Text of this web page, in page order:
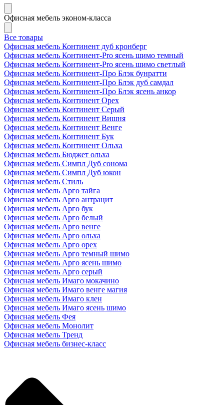
Офисная мебель эконом-класса
Все товары
Офисная мебель Континент дуб кронберг
Офисная мебель Континент-Pro ясень шимо темный
Офисная мебель Континент-Pro ясень шимо светлый
Офисная мебель Континент-Про Блэк бунратти
Офисная мебель Континент-Про Блэк дуб самдал
Офисная мебель Континент-Про Блэк ясень анкор
Офисная мебель Континент Орех
Офисная мебель Континент Серый
Офисная мебель Континент Вишня
Офисная мебель Континент Венге
Офисная мебель Континент Бук
Офисная мебель Континент Ольха
Офисная мебель Бюджет ольха
Офисная мебель Симпл Дуб сонома
Офисная мебель Симпл Дуб юкон
Офисная мебель Стиль
Офисная мебель Арго тайга
Офисная мебель Арго антрацит
Офисная мебель Арго бук
Офисная мебель Арго белый
Офисная мебель Арго венге
Офисная мебель Арго ольха
Офисная мебель Арго орех
Офисная мебель Арго темный шимо
Офисная мебель Арго ясень шимо
Офисная мебель Арго серый
Офисная мебель Имаго мокачино
Офисная мебель Имаго венге магия
Офисная мебель Имаго клен
Офисная мебель Имаго ясень шимо
Офисная мебель Фея
Офисная мебель Монолит
Офисная мебель Тренд
Офисная мебель бизнес-класс